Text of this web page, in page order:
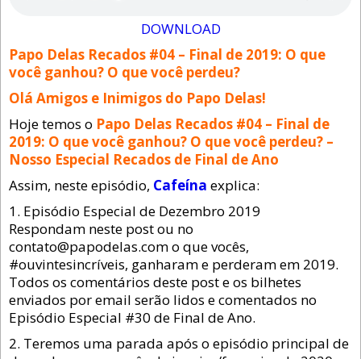
DOWNLOAD
Papo Delas Recados #04 – Final de 2019: O que
você ganhou? O que você perdeu?
Olá Amigos e Inimigos do Papo Delas!
Hoje temos o Papo Delas Recados #04 – Final de
2019: O que você ganhou? O que você perdeu? –
Nosso Especial Recados de Final de Ano
Assim, neste episódio, Cafeína explica:
1. Episódio Especial de Dezembro 2019
Respondam neste post ou no
contato@papodelas.com o que vocês,
#ouvintesincríveis, ganharam e perderam em 2019.
Todos os comentários deste post e os bilhetes
enviados por email serão lidos e comentados no
Episódio Especial #30 de Final de Ano.
2. Teremos uma parada após o episódio principal de